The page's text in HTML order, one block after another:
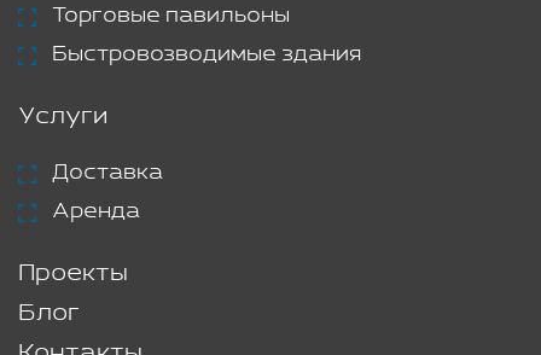
Торговые павильоны
Быстровозводимые здания
Услуги
Доставка
Аренда
Проекты
Блог